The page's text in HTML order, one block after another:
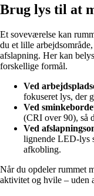
Brug lys til at
Et soveværelse kan
du et lille
afslapning. Her kan
forskellige formål.
Ved
fokuseret lys, der
Ved
(CRI over 90), så
Ved
lignende LED-lys
afkobling.
Når du opdeler rummet
aktivitet og hvile – uden